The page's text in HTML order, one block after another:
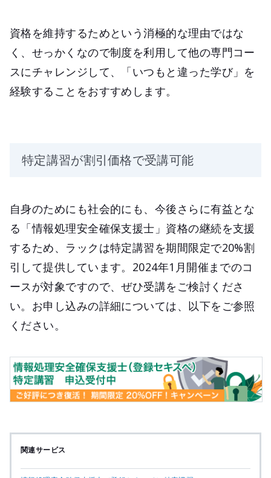
資格を維持するためという消極的な理由ではな
く、せっかくなので制度を利用して他の専門コー
スにチャレンジして、「いつもと違った学び」を
経験することをおすすめします。
特定講習が割引価格で受講可能
自身のためにも社会的にも、今後さらに有益とな
る「情報処理安全確保支援士」資格の継続を支援
するため、ラックは特定講習を期間限定で20%割
引して提供しています。2024年1月開催までのコ
ースが対象ですので、ぜひ受講をご検討くださ
い。お申し込みの詳細については、以下をご参照
ください。
関連サービス